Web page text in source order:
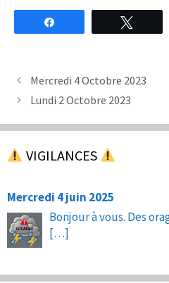
Mercredi 4 Octobre 2023
Lundi 2 Octobre 2023
VIGILANCES
Mercredi 4 juin 2025
Bonjour à vous. Des
[…]